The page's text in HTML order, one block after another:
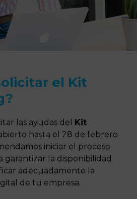
el Kit
las ayudas del
Kit
hasta el 28 de febrero
iniciar el proceso
garantizar la disponibilidad
adecuadamente la
de tu empresa.